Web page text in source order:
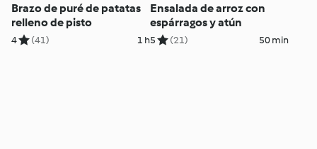
Brazo de puré de patatas
relleno de pisto
4 (41) 1 h
Ensalada de arroz con
espárragos y atún
5 (21) 50 min